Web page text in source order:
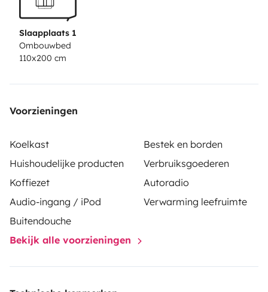
Slaapplaats 1
Ombouwbed
110x200 cm
Voorzieningen
Koelkast
Bestek en borden
Huishoudelijke producten
Verbruiksgoederen
Koffiezet
Autoradio
Audio-ingang / iPod
Verwarming leefruimte
Buitendouche
Bekijk alle voorzieningen